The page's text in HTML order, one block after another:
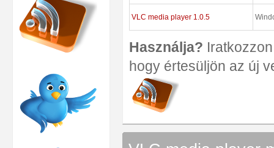
VLC media player 1.0.5
Használja?
hogy értesüljön az új